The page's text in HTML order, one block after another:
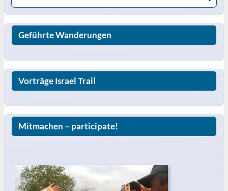
Geführte Wanderungen
Vorträge Israel Trail
Mitmachen – participate!